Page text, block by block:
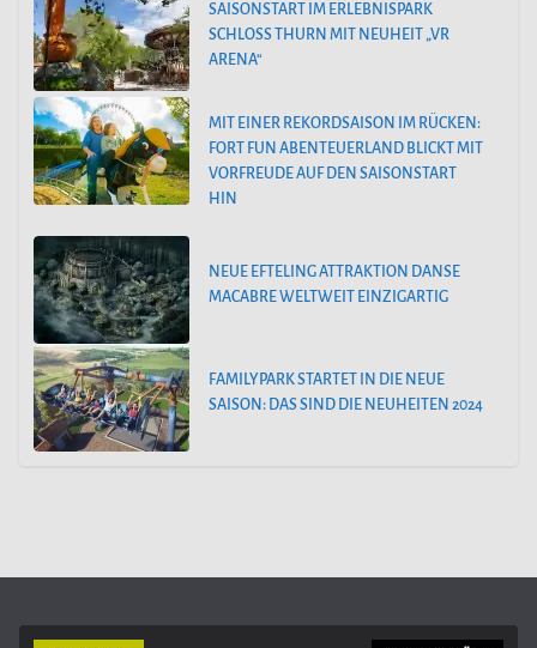
SAISONSTART IM ERLEBNISPARK
SCHLOSS THURN MIT NEUHEIT „VR
ARENA“
MIT EINER REKORDSAISON IM RÜCKEN:
FORT FUN ABENTEUERLAND BLICKT MIT
VORFREUDE AUF DEN SAISONSTART
HIN
NEUE EFTELING ATTRAKTION DANSE
MACABRE WELTWEIT EINZIGARTIG
FAMILYPARK STARTET IN DIE NEUE
SAISON: DAS SIND DIE NEUHEITEN 2024